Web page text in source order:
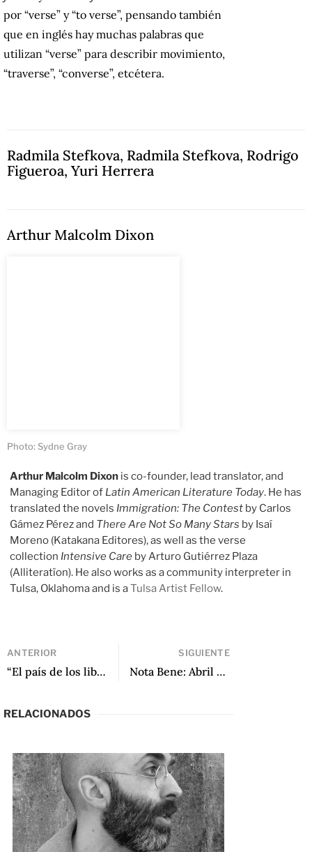
por “verse” y “to verse”, pensando también
que en inglés hay muchas palabras que
utilizan “verse” para describir movimiento,
“traverse”, “converse”, etcétera.
Radmila Stefkova, Radmila Stefkova, Rodrigo
Figueroa, Yuri Herrera
Arthur Malcolm Dixon
Photo: Sydne Gray
Arthur Malcolm Dixon is co-founder, lead translator, and
Managing Editor of Latin American Literature Today. He has
translated the novels Immigration: The Contest by Carlos
Gámez Pérez and There Are Not So Many Stars by Isaí
Moreno (Katakana Editores), as well as the verse
collection Intensive Care by Arturo Gutiérrez Plaza
(Alliteratïon). He also works as a community interpreter in
Tulsa, Oklahoma and is aTulsa Artist Fellow.
ANTERIOR
“El país de los libros: Una entrevista a Marisol Schulz” por Jorge Pérez
SIGUIENTE
Nota Bene: Abril 2017
RELACIONADOS